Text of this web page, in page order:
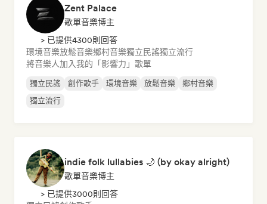
Zent Palace
歌單音樂博主
> 已提供4300則回答
環境音樂放鬆音樂鄉村音樂獨立民謠獨立流行
將音樂人加入我的「影響力」歌單
獨立民謠 創作歌手 環境音樂 放鬆音樂
鄉村音樂
獨立流行
indie folk lullabies 🌙 (by okay alright)
歌單音樂博主
> 已提供3000則回答